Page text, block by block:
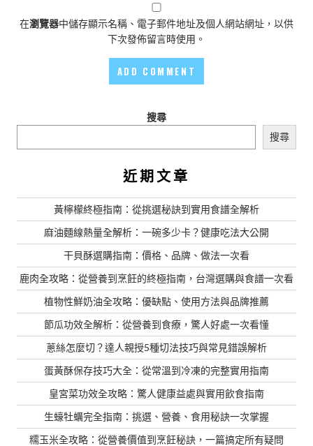
在瀏覽器中儲存顯示名稱、電子郵件地址及個人網站網址，以供
下次發佈留言時使用。
搜尋
搜尋
近期文章
黃檸檬終極指南：從挑選秘訣到實用食譜全解析
麻油麵線熱量全解析：一碗多少卡？健康吃法大公開
干貝酥選購指南：價格、品牌、做法一次看
鹿肉全攻略：從營養到烹飪的終極指南，台灣選購與食譜一次看
植物性鮮奶油全攻略：優缺點、使用方法與品牌推薦
節瓜功效全解析：從營養到食療，驚人好處一次看懂
蔥絲怎麼切？達人親授5種切法技巧與常見錯誤解析
蛋黃酥保存技巧大全：從常溫到冷凍的完整實用指南
皇宮菜功效全攻略：驚人健康益處與實用飲食指南
生蠔牡蠣完全指南：挑選、營養、食用秘訣一次掌握
糯玉米全攻略：從營養價值到烹飪秘訣，一篇搞定所有疑問